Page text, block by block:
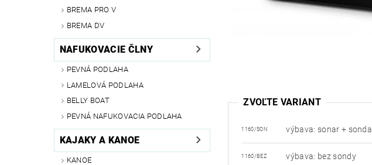
BREMA PRO V
BREMA DV
NAFUKOVACIE ČLNY
PEVNÁ PODLAHA
LAMELOVÁ PODLAHA
BELLY BOAT
PEVNÁ NAFUKOVACIA PODLAHA
KAJAKY A KANOE
KANOE
ZVOĽTE VARIANT
1160/SON výbava: sonar + sonda
1160/BEZ výbava: bez sondy